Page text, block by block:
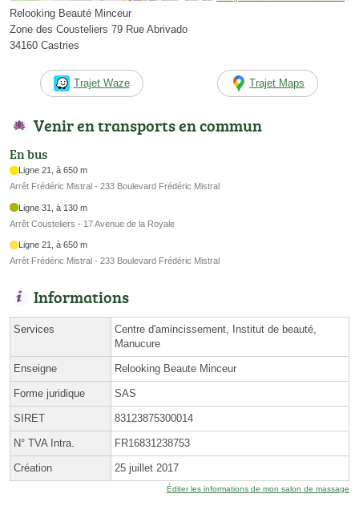
Relooking Beauté Minceur
Zone des Cousteliers 79 Rue Abrivado
34160 Castries
Trajet Waze Trajet Maps
Venir en transports en commun
En bus
Ligne 21, à 650 m
Arrêt Frédéric Mistral - 233 Boulevard Frédéric Mistral
Ligne 31, à 130 m
Arrêt Cousteliers - 17 Avenue de la Royale
Ligne 21, à 650 m
Arrêt Frédéric Mistral - 233 Boulevard Frédéric Mistral
Informations
Services
Centre d'amincissement, Institut de beauté,
Manucure
Enseigne Relooking Beaute Minceur
Forme juridique SAS
SIRET 83123875300014
N° TVA Intra. FR16831238753
Création 25 juillet 2017
Éditer les informations de mon salon de massage